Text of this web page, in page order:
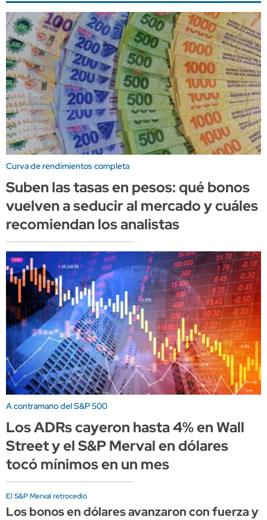
Curva de rendimientos completa
Suben las tasas en pesos: qué bonos
vuelven a seducir al mercado y cuáles
recomiendan los analistas
A contramano del S&P 500
Los ADRs cayeron hasta 4% en Wall
Street y el S&P Merval en dólares
tocó mínimos en un mes
El S&P Merval retrocedió
Los bonos en dólares avanzaron con fuerza y